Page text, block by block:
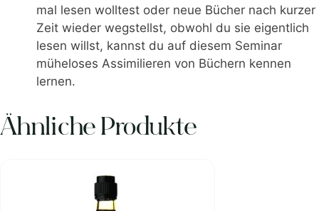
mal lesen wolltest oder neue Bücher nach kurzer
Zeit wieder wegstellst, obwohl du sie eigentlich
lesen willst, kannst du auf diesem Seminar
müheloses Assimilieren von Büchern kennen
lernen.
Ähnliche Produkte